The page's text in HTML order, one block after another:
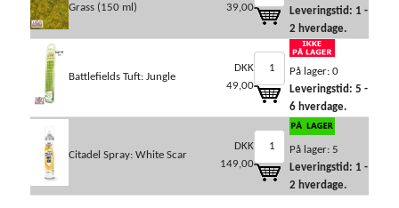
Grass (150 ml)
39,00
Leveringstid: 1 -
2 hverdage.
Battlefields Tuft: Jungle
DKK
49,00
På lager: 0
Leveringstid: 5 -
6 hverdage.
Citadel Spray: White Scar
DKK
149,00
På lager: 5
Leveringstid: 1 -
2 hverdage.